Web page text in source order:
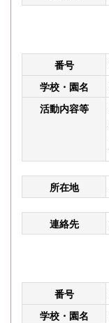
番号
学校・園名
活動内容等
所在地
連絡先
番号
学校・園名